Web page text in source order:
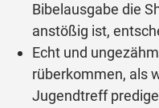
Bibelausgabe die
anstößig ist,
Echt und
rüberkommen, als
Jugendtreff